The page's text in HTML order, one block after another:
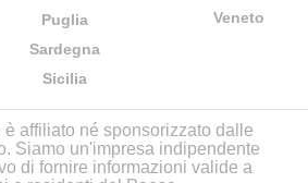
Puglia
Sardegna
Sicilia
Veneto
è affiliato né sponsorizzato dalle
Siamo un'impresa indipendente
di fornire informazioni valide a